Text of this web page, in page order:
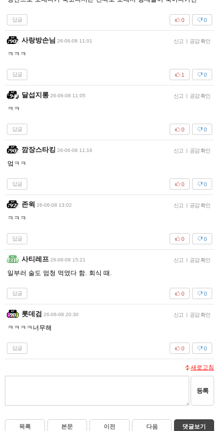
답글 0
0
사랑방손님 26-06-08 11:01 신고 공감 확인
ㅋㅋㅋ
답글 0
1
달섭지롱 26-06-08 11:05 신고 공감 확인
ㅋㅋ
답글 0
0
깜장스타킹 26-06-08 11:16 신고 공감 확인
엌ㅋㅋ
답글 0
0
존윅 26-06-08 13:02 신고 공감 확인
ㅋㅋㅋ
답글 0
0
사티레프 26-06-08 15:21 신고 공감 확인
일부러 술도 엄청 먹였다 함. 회식 때.
답글 0
0
롯데검 26-06-08 20:30 신고 공감 확인
ㅋㅋㅋㅋ너무해
답글 0
0
새로고침
등록
목록 본문 이전 다음 댓글보기